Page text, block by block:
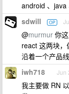
android 、java
sdwill OP
@murmur 你
react 这两块
沿着一个产品
iwh718 Jun
我主要做 RN